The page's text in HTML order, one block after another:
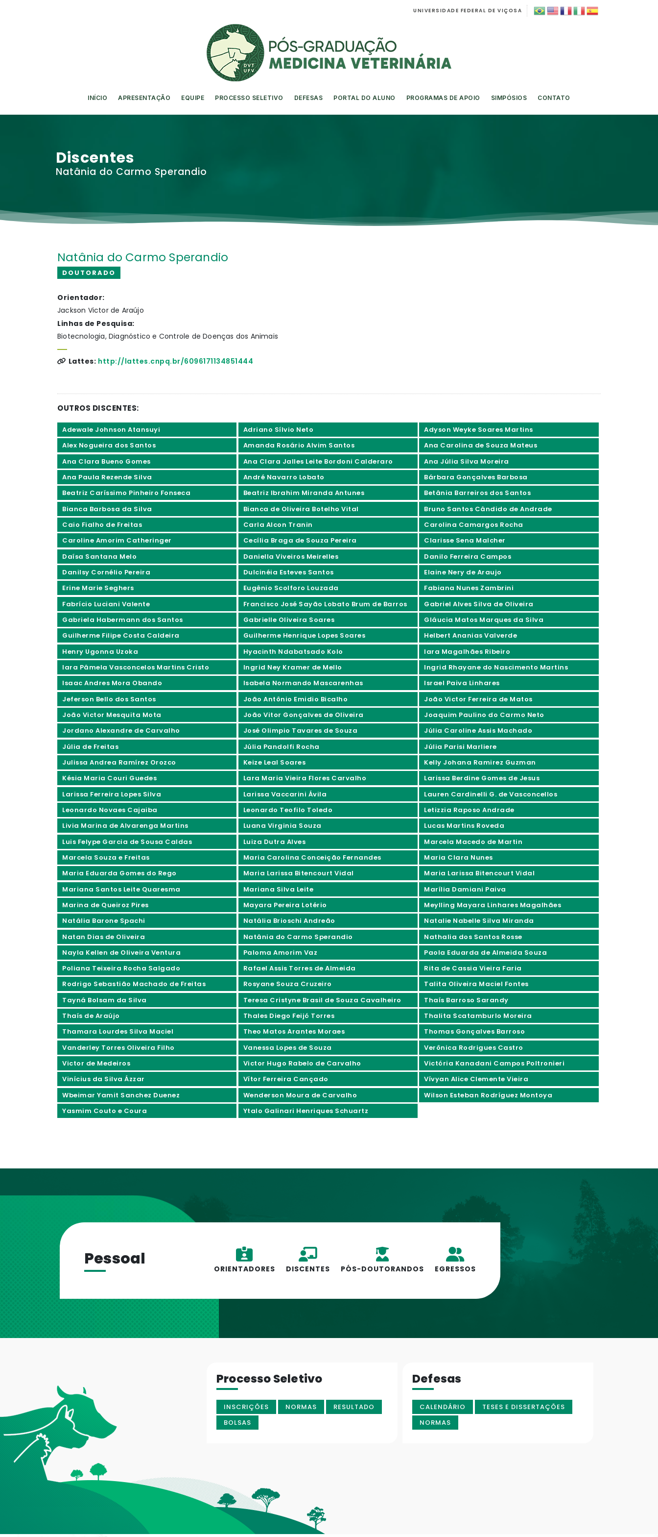
UNIVERSIDADE FEDERAL DE VIÇOSA
INÍCIO APRESENTAÇÃO EQUIPE PROCESSO SELETIVO DEFESAS PORTAL DO ALUNO PROGRAMAS DE APOIO SIMPÓSIOS CONTATO
Discentes
Natânia do Carmo Sperandio
Natânia do Carmo Sperandio
DOUTORADO
Orientador:
Jackson Victor de Araújo
Linhas de Pesquisa:
Biotecnologia, Diagnóstico e Controle de Doenças dos Animais
Lattes: http://lattes.cnpq.br/6096171134851444
OUTROS DISCENTES:
Adewale Johnson Atansuyi Adriano Sílvio Neto
Adyson Weyke Soares Martins
Alex Nogueira dos Santos
Amanda Rosário Alvim Santos
Ana Carolina de Souza Mateus
Ana Clara Bueno Gomes
Ana Clara Jalles Leite Bordoni Calderaro
Ana Júlia Silva Moreira
Ana Paula Rezende Silva
André Navarro Lobato
Bárbara Gonçalves Barbosa
Beatriz Caríssimo Pinheiro Fonseca
Beatriz Ibrahim Miranda Antunes
Betânia Barreiros dos Santos
Bianca Barbosa da Silva
Bianca de Oliveira Botelho Vital
Bruno Santos Cândido de Andrade
Caio Fialho de Freitas
Carla Alcon Tranin
Carolina Camargos Rocha
Caroline Amorim Catheringer
Cecília Braga de Souza Pereira
Clarisse Sena Malcher
Daísa Santana Melo
Daniella Viveiros Meirelles
Danilo Ferreira Campos
Danilsy Cornélio Pereira
Dulcinéia Esteves Santos
Elaine Nery de Araujo
Erine Marie Seghers
Eugênio Scolforo Louzada
Fabiana Nunes Zambrini
Fabrício Luciani Valente
Francisco José Sayão Lobato Brum de Barros
Gabriel Alves Silva de Oliveira
Gabriela Habermann dos Santos
Gabrielle Oliveira Soares
Gláucia Matos Marques da Silva
Guilherme Filipe Costa Caldeira
Guilherme Henrique Lopes Soares
Helbert Ananias Valverde
Henry Ugonna Uzoka
Hyacinth Ndabatsado Kolo
Iara Magalhães Ribeiro
Iara Pâmela Vasconcelos Martins Cristo
Ingrid Ney Kramer de Mello
Ingrid Rhayane do Nascimento Martins
Isaac Andres Mora Obando
Isabela Normando Mascarenhas
Israel Paiva Linhares
Jeferson Bello dos Santos
João Antônio Emidio Bicalho
João Victor Ferreira de Matos
João Victor Mesquita Mota
João Vitor Gonçalves de Oliveira
Joaquim Paulino do Carmo Neto
Jordano Alexandre de Carvalho
José Olimpio Tavares de Souza
Júlia Caroline Assis Machado
Júlia de Freitas
Júlia Pandolfi Rocha
Júlia Parisi Marliere
Julissa Andrea Ramírez Orozco
Keize Leal Soares
Kelly Johana Ramirez Guzman
Késia Maria Couri Guedes
Lara Maria Vieira Flores Carvalho
Larissa Berdine Gomes de Jesus
Larissa Ferreira Lopes Silva
Larissa Vaccarini Ávila
Lauren Cardinelli G. de Vasconcellos
Leonardo Novaes Cajaiba
Leonardo Teofilo Toledo
Letizzia Raposo Andrade
Livia Marina de Alvarenga Martins
Luana Virginia Souza
Lucas Martins Roveda
Luis Felype Garcia de Sousa Caldas
Luiza Dutra Alves
Marcela Macedo de Martin
Marcela Souza e Freitas
Maria Carolina Conceição Fernandes
Maria Clara Nunes
Maria Eduarda Gomes do Rego
Maria Larissa Bitencourt Vidal
Maria Larissa Bitencourt Vidal
Mariana Santos Leite Quaresma
Mariana Silva Leite
Marília Damiani Paiva
Marina de Queiroz Pires
Mayara Pereira Lotério
Meylling Mayara Linhares Magalhães
Natália Barone Spachi
Natália Brioschi Andreão
Natalie Nabelle Silva Miranda
Natan Dias de Oliveira
Natânia do Carmo Sperandio
Nathalia dos Santos Rosse
Nayla Kellen de Oliveira Ventura
Paloma Amorim Vaz
Paola Eduarda de Almeida Souza
Poliana Teixeira Rocha Salgado
Rafael Assis Torres de Almeida
Rita de Cassia Vieira Faria
Rodrigo Sebastião Machado de Freitas
Rosyane Souza Cruzeiro
Talita Oliveira Maciel Fontes
Tayná Bolsam da Silva
Teresa Cristyne Brasil de Souza Cavalheiro
Thaís Barroso Sarandy
Thaís de Araújo
Thales Diego Feijó Torres
Thalita Scatamburlo Moreira
Thamara Lourdes Silva Maciel
Theo Matos Arantes Moraes
Thomas Gonçalves Barroso
Vanderley Torres Oliveira Filho
Vanessa Lopes de Souza
Verônica Rodrigues Castro
Victor de Medeiros
Victor Hugo Rabelo de Carvalho
Victória Kanadani Campos Poltronieri
Vinícius da Silva Ázzar
Vítor Ferreira Cançado
Vívyan Alice Clemente Vieira
Wbeimar Yamit Sanchez Duenez
Wenderson Moura de Carvalho
Wilson Esteban Rodríguez Montoya
Yasmim Couto e Coura
Ytalo Galinari Henriques Schuartz
Pessoal
ORIENTADORES DISCENTES PÓS-DOUTORANDOS EGRESSOS
Processo Seletivo
INSCRIÇÕES NORMAS
RESULTADO
BOLSAS
Defesas
CALENDÁRIO
TESES E DISSERTAÇÕES
NORMAS